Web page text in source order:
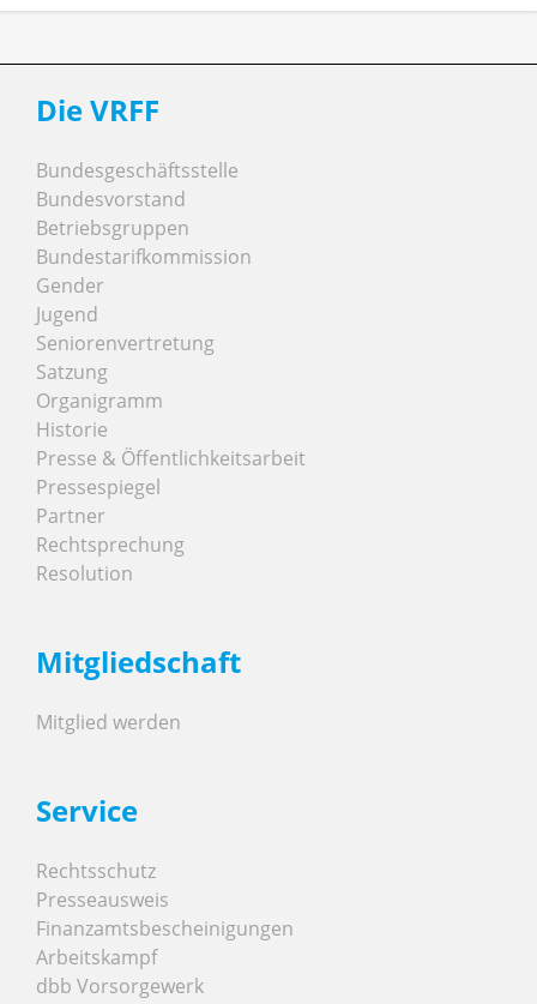
Die VRFF
Bundesgeschäftsstelle
Bundesvorstand
Betriebsgruppen
Bundestarifkommission
Gender
Jugend
Seniorenvertretung
Satzung
Organigramm
Historie
Presse & Öffentlichkeitsarbeit
Pressespiegel
Partner
Rechtsprechung
Resolution
Mitgliedschaft
Mitglied werden
Service
Rechtsschutz
Presseausweis
Finanzamtsbescheinigungen
Arbeitskampf
dbb Vorsorgewerk